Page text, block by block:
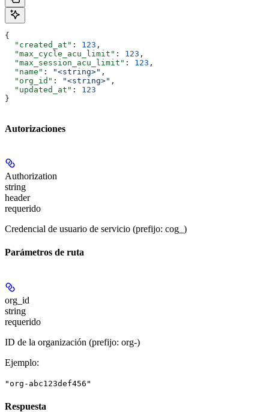
{
  "created_at"
: 123 ,
  "max_cycle_acu_limit"
: 123 ,
  "max_session_acu_limit"
: 123 ,
  "name"
: "<string>" ,
  "org_id"
: "<string>" ,
  "updated_at"
: 123
}
Autorizaciones
Authorization
string
header
requerido
Credencial de usuario de servicio (prefijo: cog_)
Parámetros de ruta
org_id
string
requerido
ID de la organización (prefijo: org-)
Ejemplo:
"org-abc123def456"
Respuesta